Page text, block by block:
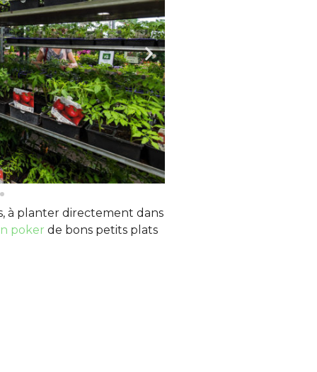
à planter directement dans
poker de bons petits plats